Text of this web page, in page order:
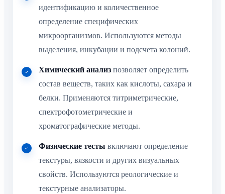
идентификацию и количественное
определение специфических
микроорганизмов. Используются методы
выделения, инкубации и подсчета колоний.
Химический анализ позволяет определить
состав веществ, таких как кислоты, сахара и
белки. Применяются титриметрические,
спектрофотометрические и
хроматографические методы.
Физические тесты включают определение
текстуры, вязкости и других визуальных
свойств. Используются реологические и
текстурные анализаторы.